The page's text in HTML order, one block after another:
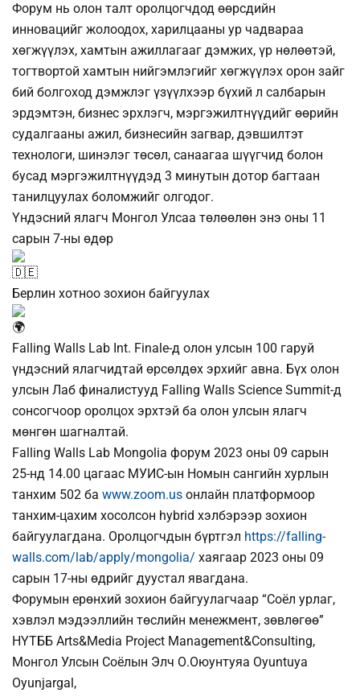
Форум нь олон талт оролцогчдод өөрсдийн
инновацийг жолоодох, харилцааны ур чадвараа
хөгжүүлэх, хамтын ажиллагааг дэмжих, үр нөлөөтэй,
тогтвортой хамтын нийгэмлэгийг хөгжүүлэх орон зайг
бий болгоход дэмжлэг үзүүлхээр бүхий л салбарын
эрдэмтэн, бизнес эрхлэгч, мэргэжилтнүүдийг өөрийн
судалгааны ажил, бизнесийн загвар, дэвшилтэт
технологи, шинэлэг төсөл, санаагаа шүүгчид болон
бусад мэргэжилтнүүдэд 3 минутын дотор багтаан
танилцуулах боломжийг олгодог.
Үндэсний ялагч Монгол Улсаа төлөөлөн энэ оны 11
сарын 7-ны өдөр
Берлин хотноо зохион байгуулах
Falling Walls Lab Int. Finale-д олон улсын 100 гаруй
үндэсний ялагчидтай өрсөлдөх эрхийг авна. Бүх олон
улсын Лаб финалистууд Falling Walls Science Summit-д
сонсогчоор оролцох эрхтэй ба олон улсын ялагч
мөнгөн шагналтай.
Falling Walls Lab Mongolia форум 2023 оны 09 сарын
25-нд 14.00 цагаас МУИС-ын Номын сангийн хурлын
танхим 502 ба www.zoom.us онлайн платформоор
танхим-цахим хосолсон hybrid хэлбэрээр зохион
байгуулагдана. Оролцогчдын бүртгэл https://falling-
walls.com/lab/apply/mongolia/ хаягаар 2023 оны 09
сарын 17-ны өдрийг дуустал явагдана.
Форумын ерөнхий зохион байгуулагчаар “Соёл урлаг,
хэвлэл мэдээллийн төслийн менежмент, зөвлөгөө”
НҮТББ Arts&Media Project Management&Consulting,
Монгол Улсын Соёлын Элч О.Оюунтуяа Oyuntuya
Oyunjargal,